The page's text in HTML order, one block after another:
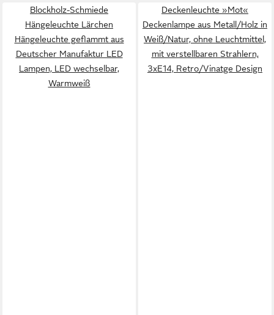
Blockholz-Schmiede
Hängeleuchte Lärchen
Hängeleuchte geflammt aus
Deutscher Manufaktur LED
Lampen, LED wechselbar,
Warmweiß
Deckenleuchte »Mot«
Deckenlampe aus Metall/Holz in
Weiß/Natur, ohne Leuchtmittel,
mit verstellbaren Strahlern,
3xE14, Retro/Vinatge Design